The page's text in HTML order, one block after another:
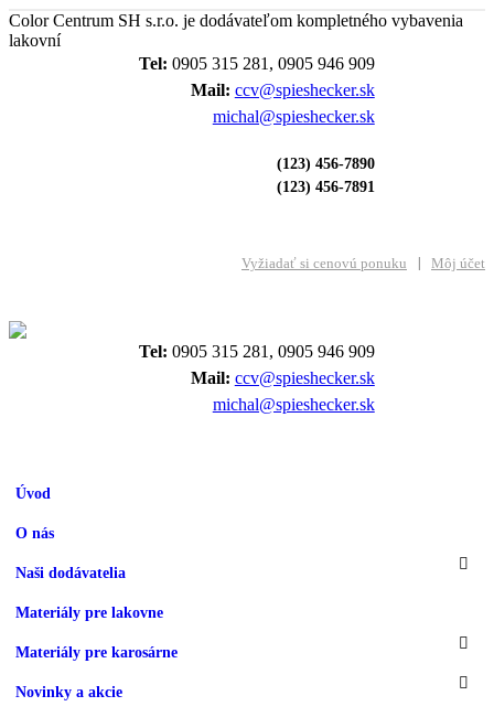
Color Centrum SH s.r.o. je dodávateľom kompletného vybavenia
lakovní
Tel: 0905 315 281, 0905 946 909
Mail: ccv@spieshecker.sk
michal@spieshecker.sk
(123) 456-7890
(123) 456-7891
Vyžiadať si cenovú ponuku Môj účet
Tel: 0905 315 281, 0905 946 909
Mail: ccv@spieshecker.sk
michal@spieshecker.sk
Úvod
O nás
Naši dodávatelia
Materiály pre lakovne
Materiály pre karosárne
Novinky a akcie